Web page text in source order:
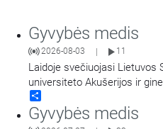
Gyvybės medis
2026-08-03 11
Laidoje svečiuojasi Lietuvos
universiteto Akušerijos ir
dėstytoja ir Lietuvos
dekanė docentė Laura
Gyvybės medis